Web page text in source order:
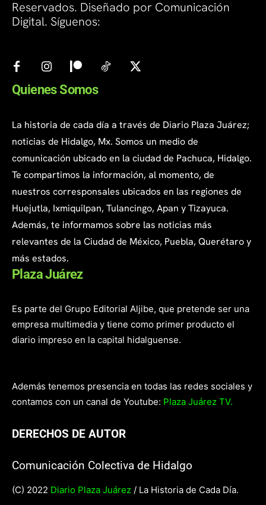
Reservados. Diseñado por Comunicación
Digital. Síguenos:
Quienes Somos
La historia de cada día a través de Diario Plaza Juárez;
noticias de Hidalgo, Mx. Somos un medio de
comunicación ubicado en la ciudad de Pachuca, Hidalgo.
Te compartimos la información, al momento, de
nuestros corresponsales ubicados en las regiones de
Huejutla, Ixmiquilpan, Tulancingo, Apan y Tizayuca.
Además, te informamos sobre las noticias más
relevantes de la Ciudad de México, Puebla, Querétaro y
más estados.
Plaza Juárez
Es parte del Grupo Editorial Aljibe, que pretende ser una
empresa multimedia y tiene como primer producto el
diario impreso en la capital hidalguense.
Además tenemos presencia en todas las redes sociales y
contamos con un canal de Youtube: Plaza Juárez TV.
DERECHOS DE AUTOR
Comunicación Colectiva de Hidalgo
(C) 2022 Diario Plaza Juárez / La Historia de Cada Día.